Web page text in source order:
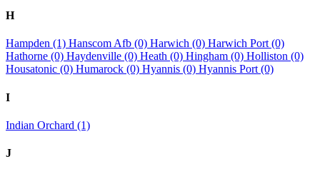
H
Hampden (1) Hanscom Afb (0) Harwich (0) Harwich Port (0)
Hathorne (0) Haydenville (0) Heath (0) Hingham (0) Holliston (0)
Housatonic (0) Humarock (0) Hyannis (0) Hyannis Port (0)
I
Indian Orchard (1)
J